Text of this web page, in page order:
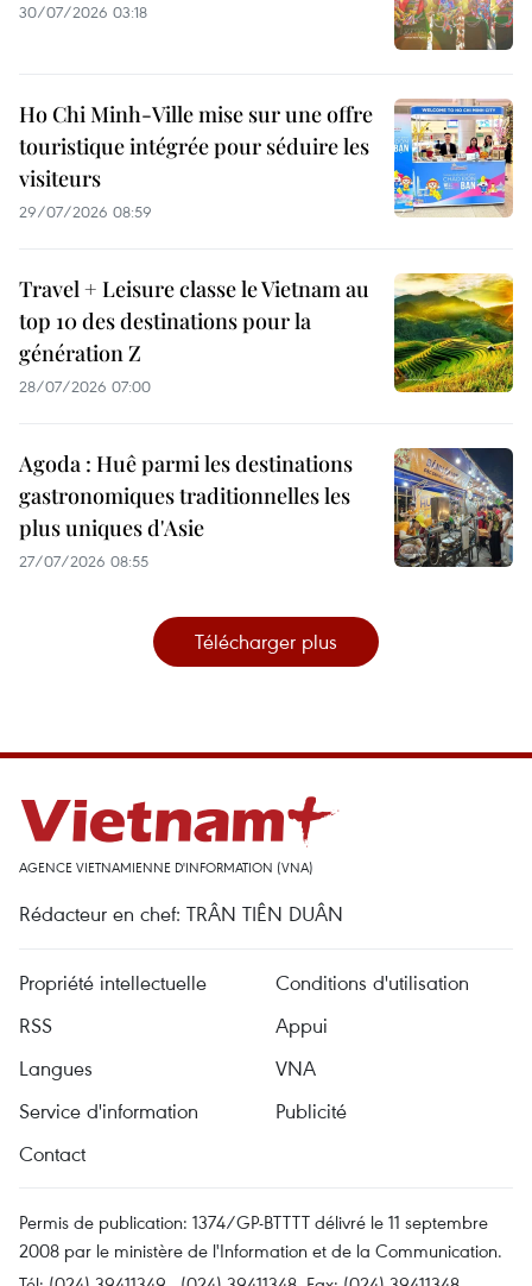
30/07/2026 03:18
Ho Chi Minh-Ville mise sur une offre
touristique intégrée pour séduire les
visiteurs
29/07/2026 08:59
Travel + Leisure classe le Vietnam au
top 10 des destinations pour la
génération Z
28/07/2026 07:00
Agoda : Huê parmi les destinations
gastronomiques traditionnelles les
plus uniques d'Asie
27/07/2026 08:55
Télécharger plus
AGENCE VIETNAMIENNE D'INFORMATION (VNA)
Rédacteur en chef: TRÂN TIÊN DUÂN
Propriété intellectuelle
Conditions d'utilisation
RSS
Appui
Langues
VNA
Service d'information
Publicité
Contact
Permis de publication: 1374/GP-BTTTT délivré le 11 septembre
2008 par le ministère de l'Information et de la Communication.